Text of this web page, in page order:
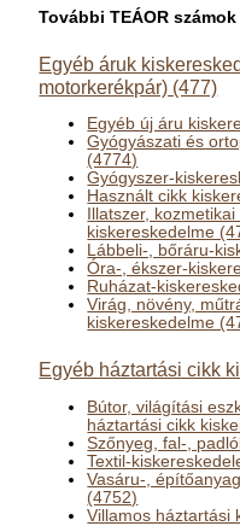
További TEÁOR
Egyéb áruk
motorkerékpár) (477)
Egyéb új áru
Gyógyászati és
(4774)
Gyógyszer-
Használt cikk
Illatszer,
kiskereskedelme
Lábbeli-, bőráru-
Óra-, ékszer-
Ruházat-
Virág, növény,
kiskereskedelme
Egyéb háztartási cikk
Bútor, világítási
háztartási cikk
Szőnyeg, fal-,
Textil-
Vasáru-,
(4752)
Villamos háztartási